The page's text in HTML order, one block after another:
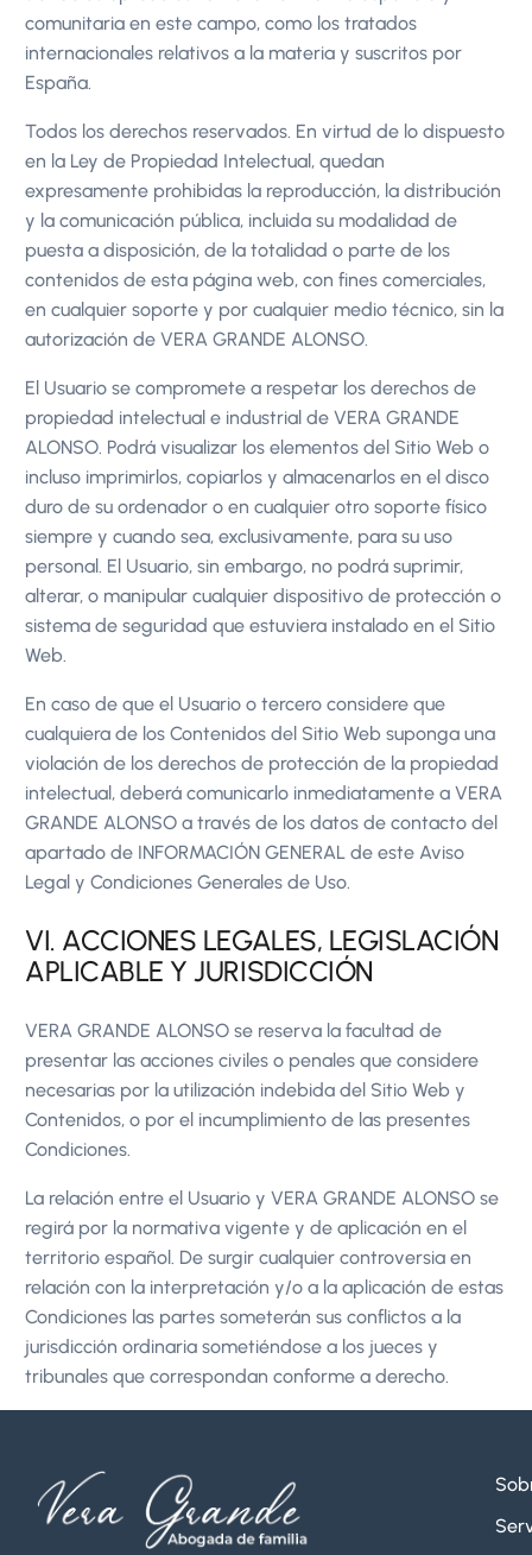
comunitaria en este campo, como los tratados
internacionales relativos a la materia y suscritos por
España.
Todos los derechos reservados. En virtud de lo dispuesto
en la Ley de Propiedad Intelectual, quedan
expresamente prohibidas la reproducción, la distribución
y la comunicación pública, incluida su modalidad de
puesta a disposición, de la totalidad o parte de los
contenidos de esta página web, con fines comerciales,
en cualquier soporte y por cualquier medio técnico, sin la
autorización de VERA GRANDE ALONSO.
El Usuario se compromete a respetar los derechos de
propiedad intelectual e industrial de VERA GRANDE
ALONSO. Podrá visualizar los elementos del Sitio Web o
incluso imprimirlos, copiarlos y almacenarlos en el disco
duro de su ordenador o en cualquier otro soporte físico
siempre y cuando sea, exclusivamente, para su uso
personal. El Usuario, sin embargo, no podrá suprimir,
alterar, o manipular cualquier dispositivo de protección o
sistema de seguridad que estuviera instalado en el Sitio
Web.
En caso de que el Usuario o tercero considere que
cualquiera de los Contenidos del Sitio Web suponga una
violación de los derechos de protección de la propiedad
intelectual, deberá comunicarlo inmediatamente a VERA
GRANDE ALONSO a través de los datos de contacto del
apartado de INFORMACIÓN GENERAL de este Aviso
Legal y Condiciones Generales de Uso.
VI. ACCIONES LEGALES, LEGISLACIÓN
APLICABLE Y JURISDICCIÓN
VERA GRANDE ALONSO se reserva la facultad de
presentar las acciones civiles o penales que considere
necesarias por la utilización indebida del Sitio Web y
Contenidos, o por el incumplimiento de las presentes
Condiciones.
La relación entre el Usuario y VERA GRANDE ALONSO se
regirá por la normativa vigente y de aplicación en el
territorio español. De surgir cualquier controversia en
relación con la interpretación y/o a la aplicación de estas
Condiciones las partes someterán sus conflictos a la
jurisdicción ordinaria sometiéndose a los jueces y
tribunales que correspondan conforme a derecho.